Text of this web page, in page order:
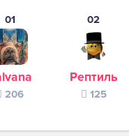
01
206
02
Рептиль
125